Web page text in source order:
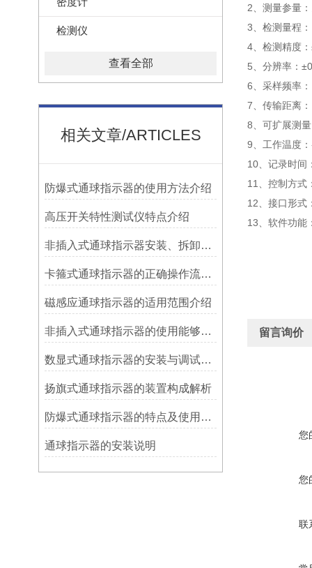
检测仪
查看全部
相关文章/ARTICLES
防爆式通球指示器的使用方法介绍
高压开关特性测试仪特点介绍
非插入式通球指示器安装、拆卸灵活方便
卡箍式通球指示器的正确操作流程介绍
磁感应通球指示器的适用范围介绍
非插入式通球指示器的使用能够满足各类管道的要求
数显式通球指示器的安装与调试技巧
扬旗式通球指示器的装置构成解析
防爆式通球指示器的特点及使用方法
​通球指示器的安装说明
2、测量参量
3、检测量程
4、检测精度
5、分辨率：
6、采样频率
7、传输距离
8、可扩展测
9、工作温度
10、记录时间
11、控制方式
12、接口形式
13、软件功能
留言询价
您
您
联